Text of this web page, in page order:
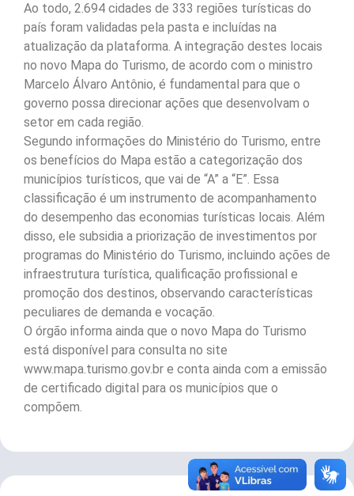
Ao todo, 2.694 cidades de 333 regiões turísticas do
país foram validadas pela pasta e incluídas na
atualização da plataforma. A integração destes locais
no novo Mapa do Turismo, de acordo com o ministro
Marcelo Álvaro Antônio, é fundamental para que o
governo possa direcionar ações que desenvolvam o
setor em cada região.
Segundo informações do Ministério do Turismo, entre
os benefícios do Mapa estão a categorização dos
municípios turísticos, que vai de “A” a “E”. Essa
classificação é um instrumento de acompanhamento
do desempenho das economias turísticas locais. Além
disso, ele subsidia a priorização de investimentos por
programas do Ministério do Turismo, incluindo ações de
infraestrutura turística, qualificação profissional e
promoção dos destinos, observando características
peculiares de demanda e vocação.
O órgão informa ainda que o novo Mapa do Turismo
está disponível para consulta no site
www.mapa.turismo.gov.br e conta ainda com a emissão
de certificado digital para os municípios que o
compõem.